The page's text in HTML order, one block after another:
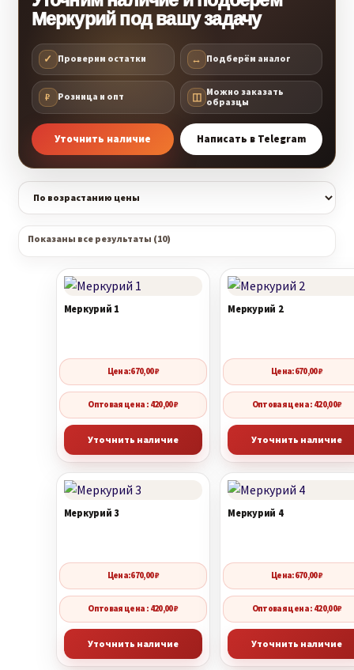
Мебельные ткани
Контакты
Прайсы
Услуги
Меркурий под вашу задачу
✓ Проверим остатки ↔ Подберём аналог
₽ Розница и опт ◫ Можно заказать
образцы
Уточнить наличие Написать в Telegram
Показаны все результаты (10)Цены:
Меркурий 1
Цена:670,00₽
Оптовая цена : 420,00 ₽
Уточнить наличие
Меркурий 2
Цена:670,00₽
Оптовая цена : 420,00 ₽
Уточнить наличие
Меркурий 3
Цена:670,00₽
Оптовая цена : 420,00 ₽
Уточнить наличие
Меркурий 4
Цена:670,00₽
Оптовая цена : 420,00 ₽
Уточнить наличие